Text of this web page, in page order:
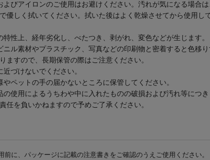
よびアイロンのご使用はお避けください。汚れが気になる場合
優しく拭いてください。拭いた後はよく乾燥させてから使用し
特性上、経年劣化し、べたつき、剥がれ、変色などが生じます。
ニル素材やプラスチック、写真などの印刷物と密着すると色移
ますので、長期保管の際はご注意ください。
近づけないでください。
やペットの手の届かないところに保管してください。
の使用によるうちわや中に入れたものの破損および汚れ等につき
任を負いかねますので予めご了承ください。
前に、パッケージに記載の注意書きをご確認のうえご使用ください。